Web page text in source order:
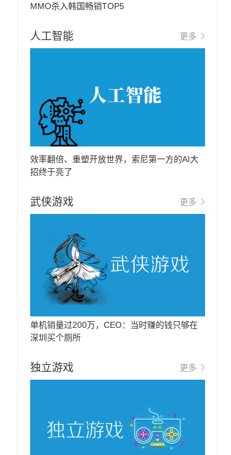
MMO杀入韩国畅销TOP5
人工智能 更多
效率翻倍、重塑开放世界，索尼第一方的AI大
招终于亮了
武侠游戏 更多
单机销量过200万，CEO：当时赚的钱只够在
深圳买个厕所
独立游戏 更多